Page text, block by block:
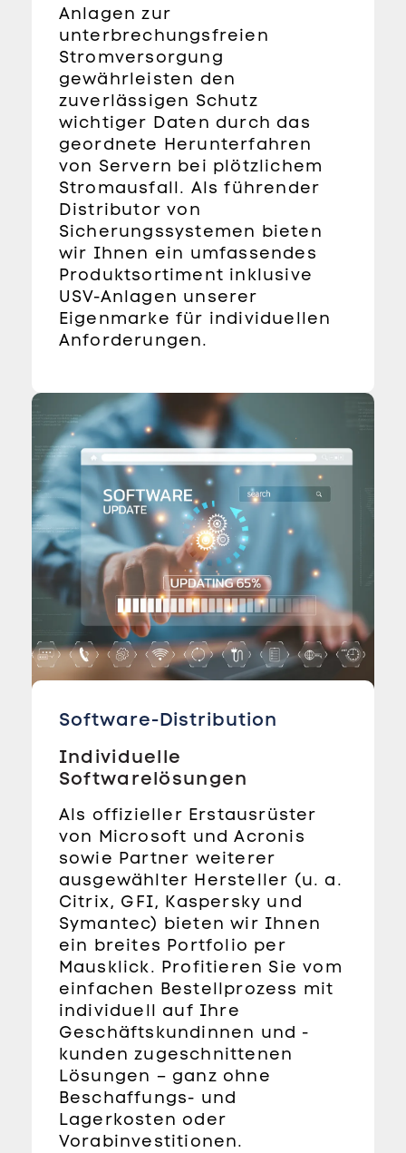
Anlagen zur
unterbrechungsfreien
Stromversorgung
gewährleisten den
zuverlässigen Schutz
wichtiger Daten durch das
geordnete Herunterfahren
von Servern bei plötzlichem
Stromausfall. Als führender
Distributor von
Sicherungssystemen bieten
wir Ihnen ein umfassendes
Produktsortiment inklusive
USV-Anlagen unserer
Eigenmarke für individuellen
Anforderungen.
Software-Distribution
Individuelle
Softwarelösungen
Als offizieller Erstausrüster
von Microsoft und Acronis
sowie Partner weiterer
ausgewählter Hersteller (u. a.
Citrix, GFI, Kaspersky und
Symantec) bieten wir Ihnen
ein breites Portfolio per
Mausklick. Profitieren Sie vom
einfachen Bestellprozess mit
individuell auf Ihre
Geschäftskundinnen und -
kunden zugeschnittenen
Lösungen – ganz ohne
Beschaffungs- und
Lagerkosten oder
Vorabinvestitionen.